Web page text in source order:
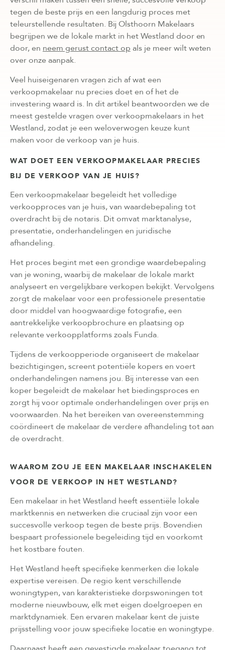
tegen de beste prijs en een langdurig proces met
teleurstellende resultaten. Bij Olsthoorn Makelaars
begrijpen we de lokale markt in het Westland door en
door, en neem gerust contact op als je meer wilt weten
over onze aanpak.
Veel huiseigenaren vragen zich af wat een
verkoopmakelaar nu precies doet en of het de
investering waard is. In dit artikel beantwoorden we de
meest gestelde vragen over verkoopmakelaars in het
Westland, zodat je een weloverwogen keuze kunt
maken voor de verkoop van je huis.
WAT DOET EEN VERKOOPMAKELAAR PRECIES
BIJ DE VERKOOP VAN JE HUIS?
Een verkoopmakelaar begeleidt het volledige
verkoopproces van je huis, van waardebepaling tot
overdracht bij de notaris. Dit omvat marktanalyse,
presentatie, onderhandelingen en juridische
afhandeling.
Het proces begint met een grondige waardebepaling
van je woning, waarbij de makelaar de lokale markt
analyseert en vergelijkbare verkopen bekijkt. Vervolgens
zorgt de makelaar voor een professionele presentatie
door middel van hoogwaardige fotografie, een
aantrekkelijke verkoopbrochure en plaatsing op
relevante verkoopplatforms zoals Funda.
Tijdens de verkoopperiode organiseert de makelaar
bezichtigingen, screent potentiële kopers en voert
onderhandelingen namens jou. Bij interesse van een
koper begeleidt de makelaar het biedingsproces en
zorgt hij voor optimale onderhandelingen over prijs en
voorwaarden. Na het bereiken van overeenstemming
coördineert de makelaar de verdere afhandeling tot aan
de overdracht.
WAAROM ZOU JE EEN MAKELAAR INSCHAKELEN
VOOR DE VERKOOP IN HET WESTLAND?
Een makelaar in het Westland heeft essentiële lokale
marktkennis en netwerken die cruciaal zijn voor een
succesvolle verkoop tegen de beste prijs. Bovendien
bespaart professionele begeleiding tijd en voorkomt
het kostbare fouten.
Het Westland heeft specifieke kenmerken die lokale
expertise vereisen. De regio kent verschillende
woningtypen, van karakteristieke dorpswoningen tot
moderne nieuwbouw, elk met eigen doelgroepen en
marktdynamiek. Een ervaren makelaar kent de juiste
prijsstelling voor jouw specifieke locatie en woningtype.